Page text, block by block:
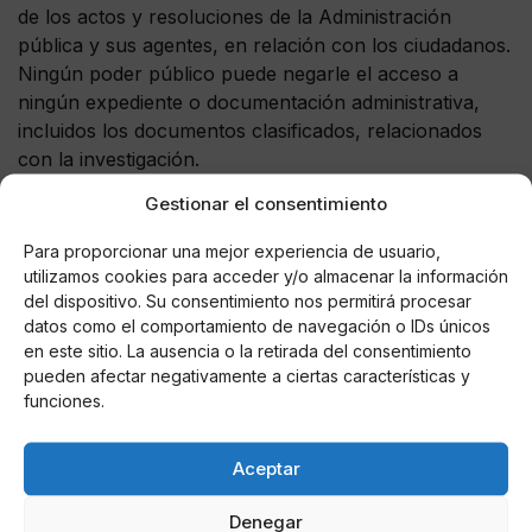
Gestionar el consentimiento
Para proporcionar una mejor experiencia de usuario,
utilizamos cookies para acceder y/o almacenar la información
del dispositivo. Su consentimiento nos permitirá procesar
datos como el comportamiento de navegación o IDs únicos
en este sitio. La ausencia o la retirada del consentimiento
pueden afectar negativamente a ciertas características y
funciones.
Aceptar
Denegar
de los actos y resoluciones de la Administración
pública y sus agentes, en relación con los ciudadanos.
Ningún poder público puede negarle el acceso a
ningún expediente o documentación administrativa,
incluidos los documentos clasificados, relacionados
con la investigación.
De igual manera, el Defensor del Pueblo puede
supervisar la actividad de las comunidades autónomas,
remitir quejas sobre la Administración de Justicia al
Ministerio Fiscal y velar por los derechos recogidos en
la Constitución en cuanto a la Administración Militar.
Cualquier persona, natural o jurídica, que invoque un
interés legítimo puede dirigirse al Defensor del Pueblo.
las Cortes Generales un informe relativo a su
actividad, que será tramitado conforme a los
Reglamentos de las Cámaras. La actividad del